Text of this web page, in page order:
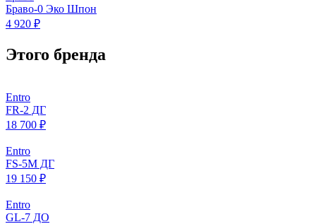
Браво-0 Эко Шпон
4 920 ₽
Этого бренда
Entro
FR-2 ДГ
18 700 ₽
Entro
FS-5M ДГ
19 150 ₽
Entro
GL-7 ДО